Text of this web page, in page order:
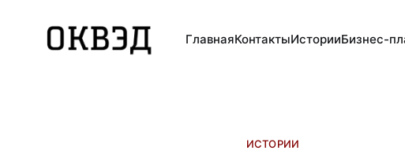
ГлавнаяКонтактыИсторииБизнес-
ИСТОРИИ